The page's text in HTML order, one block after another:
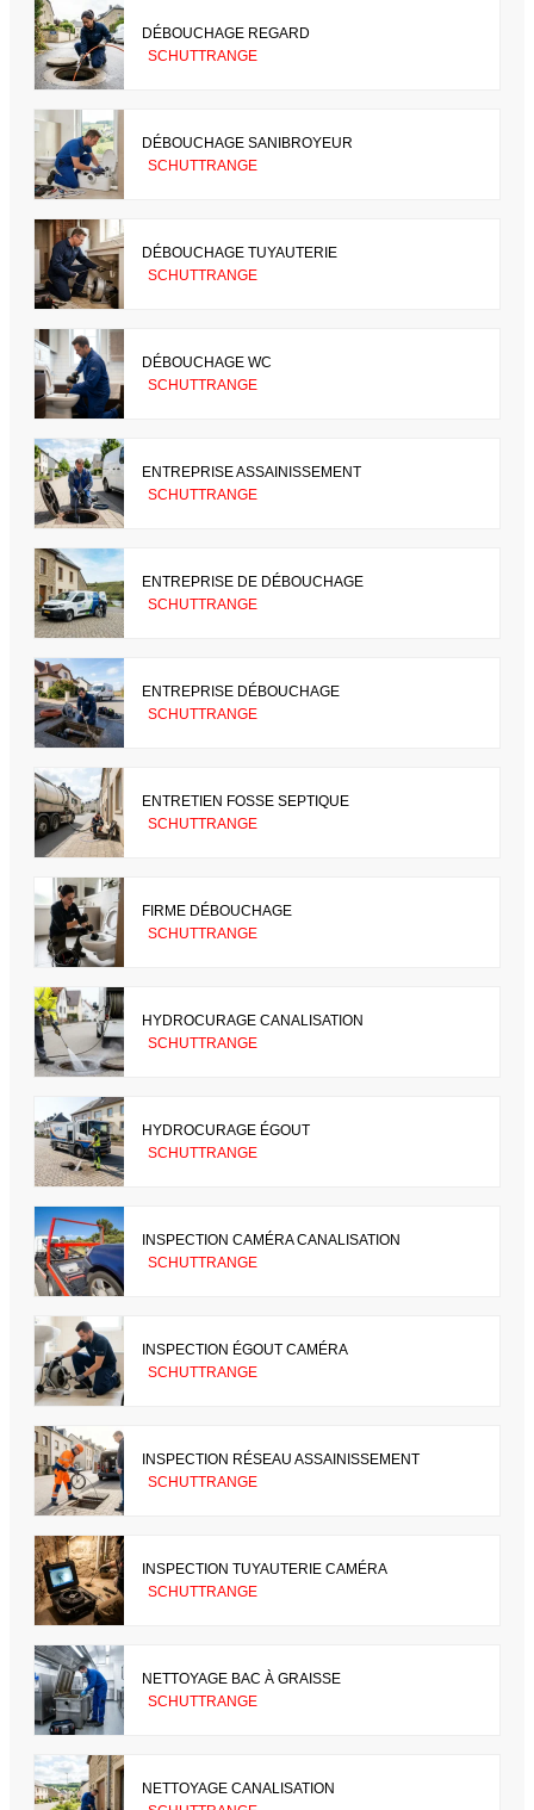
DÉBOUCHAGE REGARD
SCHUTTRANGE
DÉBOUCHAGE SANIBROYEUR
SCHUTTRANGE
DÉBOUCHAGE TUYAUTERIE
SCHUTTRANGE
DÉBOUCHAGE WC
SCHUTTRANGE
ENTREPRISE ASSAINISSEMENT
SCHUTTRANGE
ENTREPRISE DE DÉBOUCHAGE
SCHUTTRANGE
ENTREPRISE DÉBOUCHAGE
SCHUTTRANGE
ENTRETIEN FOSSE SEPTIQUE
SCHUTTRANGE
FIRME DÉBOUCHAGE
SCHUTTRANGE
HYDROCURAGE CANALISATION
SCHUTTRANGE
HYDROCURAGE ÉGOUT
SCHUTTRANGE
INSPECTION CAMÉRA CANALISATION
SCHUTTRANGE
INSPECTION ÉGOUT CAMÉRA
SCHUTTRANGE
INSPECTION RÉSEAU ASSAINISSEMENT
SCHUTTRANGE
INSPECTION TUYAUTERIE CAMÉRA
SCHUTTRANGE
NETTOYAGE BAC À GRAISSE
SCHUTTRANGE
NETTOYAGE CANALISATION